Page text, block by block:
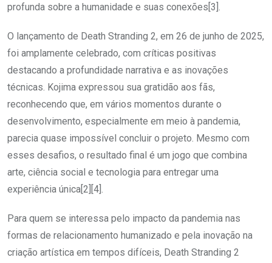
profunda sobre a humanidade e suas conexões[3].
O lançamento de Death Stranding 2, em 26 de junho de 2025,
foi amplamente celebrado, com críticas positivas
destacando a profundidade narrativa e as inovações
técnicas. Kojima expressou sua gratidão aos fãs,
reconhecendo que, em vários momentos durante o
desenvolvimento, especialmente em meio à pandemia,
parecia quase impossível concluir o projeto. Mesmo com
esses desafios, o resultado final é um jogo que combina
arte, ciência social e tecnologia para entregar uma
experiência única[2][4].
Para quem se interessa pelo impacto da pandemia nas
formas de relacionamento humanizado e pela inovação na
criação artística em tempos difíceis, Death Stranding 2